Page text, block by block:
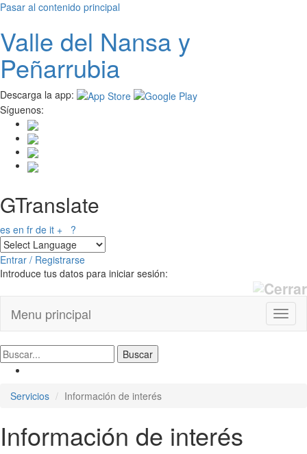
Pasar al contenido principal
Valle del Nansay
Peñarrubia
Descarga la app:
Síguenos:
GTranslate
es en fr de it + ?
Entrar / Registrarse
Introduce tus datos para iniciar sesión:
Menu principal
Servicios Información de interés
Información de interés